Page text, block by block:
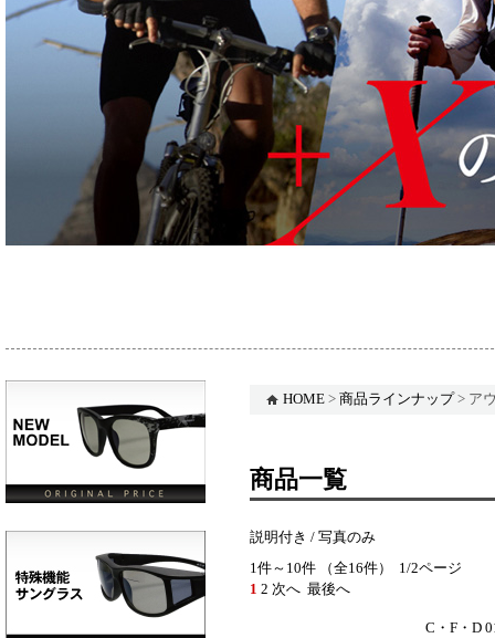
HOME> 商品ラインナップ> ア
商品一覧
説明付き / 写真のみ
1件～10件 （全16件） 1/2ページ
1 2 次へ 最後へ
C・F・D